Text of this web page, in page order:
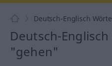
Deutsch-Englisch
Deutsch-
"gehen"